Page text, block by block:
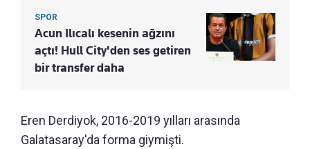
SPOR
Acun Ilıcalı kesenin ağzını
açtı! Hull City'den ses getiren
bir transfer daha
Eren Derdiyok, 2016-2019 yılları arasında
Galatasaray'da forma giymişti.